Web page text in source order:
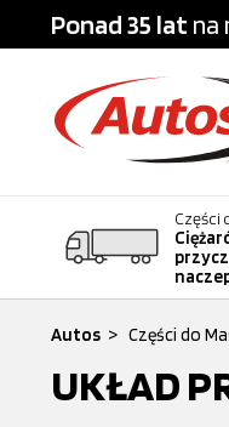
Ponad 35 lat na
Części
Autos > Części do
UKŁAD